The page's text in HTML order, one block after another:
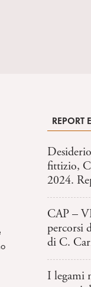
REPORT
fittizio,
2024.
CAP –
percorsi
di C.
I legami